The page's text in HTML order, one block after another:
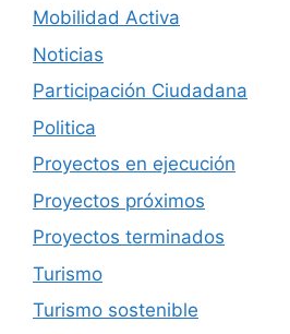
Mobilidad Activa
Noticias
Participación Ciudadana
Politica
Proyectos en ejecución
Proyectos próximos
Proyectos terminados
Turismo
Turismo sostenible